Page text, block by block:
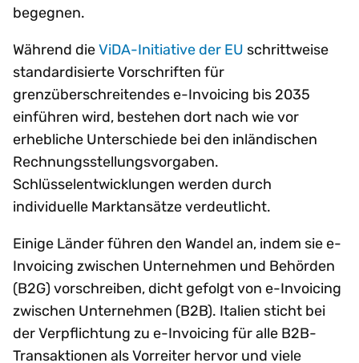
begegnen.
Während dieViDA-Initiative der EU schrittweise
standardisierte Vorschriften für
grenzüberschreitendes e-Invoicing bis 2035
einführen wird, bestehen dort nach wie vor
erhebliche Unterschiede bei den inländischen
Rechnungsstellungsvorgaben.
Schlüsselentwicklungen werden durch
individuelle Marktansätze verdeutlicht.
Einige Länder führen den Wandel an, indem sie e-
Invoicing zwischen Unternehmen und Behörden
(B2G) vorschreiben, dicht gefolgt von e-Invoicing
zwischen Unternehmen (B2B). Italien sticht bei
der Verpflichtung zu e-Invoicing für alle B2B-
Transaktionen als Vorreiter hervor und viele